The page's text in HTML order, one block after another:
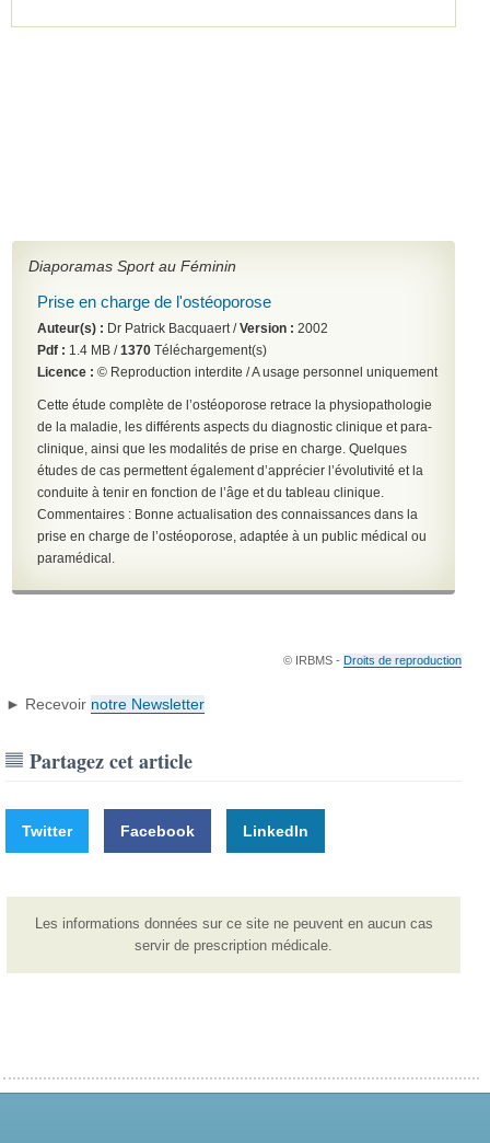
Diaporamas Sport au Féminin
Prise en charge de l'ostéoporose
Auteur(s) : Dr Patrick Bacquaert /Version : 2002
Pdf : 1.4 MB /1370 Téléchargement(s)
Licence : © Reproduction interdite / A usage personnel uniquement
Cette étude complète de l’ostéoporose retrace la physiopathologie
de la maladie, les différents aspects du diagnostic clinique et para-
clinique, ainsi que les modalités de prise en charge. Quelques
études de cas permettent également d’apprécier l’évolutivité et la
conduite à tenir en fonction de l’âge et du tableau clinique.
Commentaires : Bonne actualisation des connaissances dans la
prise en charge de l’ostéoporose, adaptée à un public médical ou
paramédical.
© IRBMS - Droits de reproduction
► Recevoir notre Newsletter
Partagez cet article
Twitter Facebook LinkedIn
Les informations données sur ce site ne peuvent en aucun cas
servir de prescription médicale.